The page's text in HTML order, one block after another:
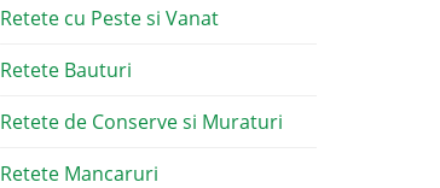
Retete cu Peste si Vanat
Retete Bauturi
Retete de Conserve si Muraturi
Retete Mancaruri